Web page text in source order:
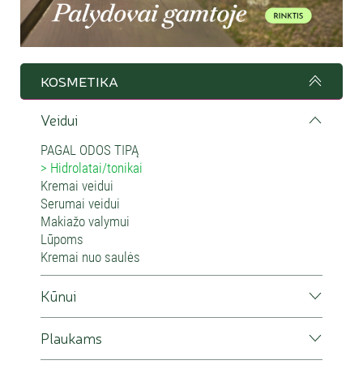
KOSMETIKA
Veidui
PAGAL ODOS TIPĄ
Hidrolatai/tonikai
Kremai veidui
Serumai veidui
Makiažo valymui
Lūpoms
Kremai nuo saulės
Kūnui
Plaukams